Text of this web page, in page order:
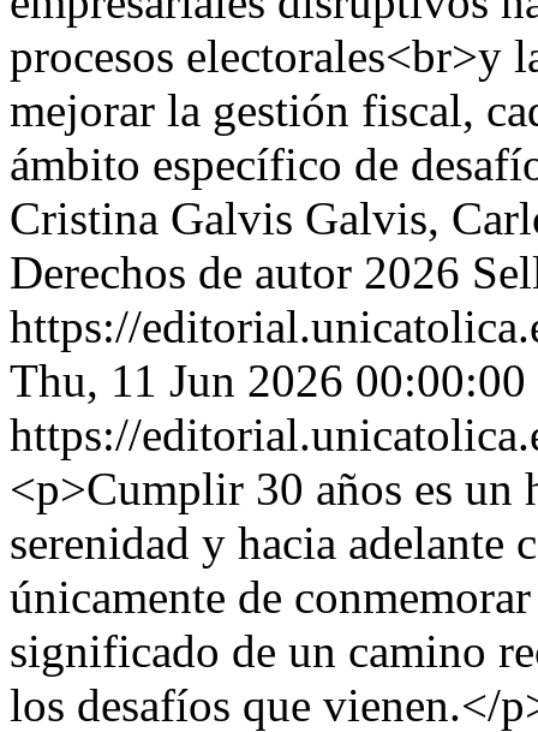
procesos electorales<br>y
mejorar la gestión fiscal,
ámbito específico de
Cristina Galvis Galvis,
Derechos de autor 2026
https://
Thu, 11 Jun 2026
https://
<p>Cumplir 30 años es un
serenidad y hacia adelante
únicamente de
significado de un camino
los desafíos que vienen.</